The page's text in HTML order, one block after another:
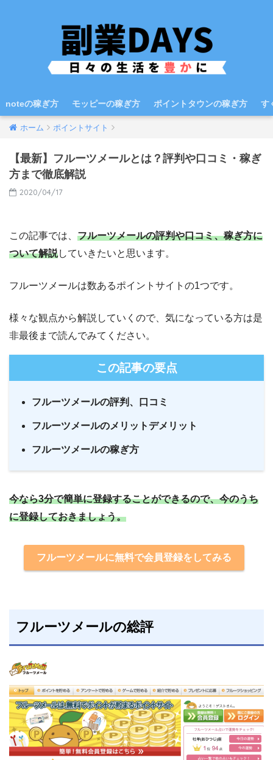
noteの稼ぎ方 モッピーの稼ぎ方 ポイントタウンの稼ぎ方 す
ホーム ポイントサイト
【最新】フルーツメールとは？評判や口コミ・稼ぎ
方まで徹底解説
2020/04/17
この記事では、 フルーツメールの評判や口コミ、稼ぎ方に
ついて解説していきたいと思います。
フルーツメールは数あるポイントサイトの1つです。
様々な観点から解説していくので、気になっている方は是
非最後まで読んでみてください。
この記事の要点
フルーツメールの評判、口コミ
フルーツメールのメリットデメリット
フルーツメールの稼ぎ方
今なら3分で簡単に登録することができるので、今のうち
に登録しておきましょう。
フルーツメールに無料で会員登録をしてみる
フルーツメールの総評